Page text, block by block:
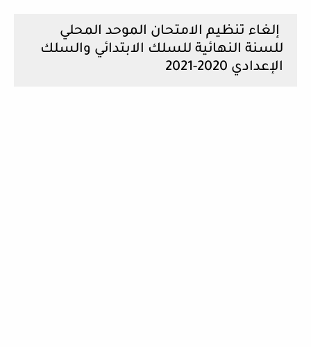
إلغاء تنظيم الامتحان الموحد المحلي
للسنة النهائية للسلك الابتدائي والسلك
الإعدادي 2020-2021